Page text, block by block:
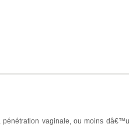
vaginale, ou moins